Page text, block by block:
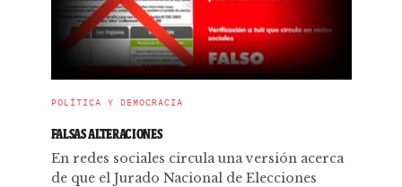
POLÍTICA Y DEMOCRACIA
FALSAS ALTERACIONES
En redes sociales circula una versión acerca
de que el Jurado Nacional de Elecciones